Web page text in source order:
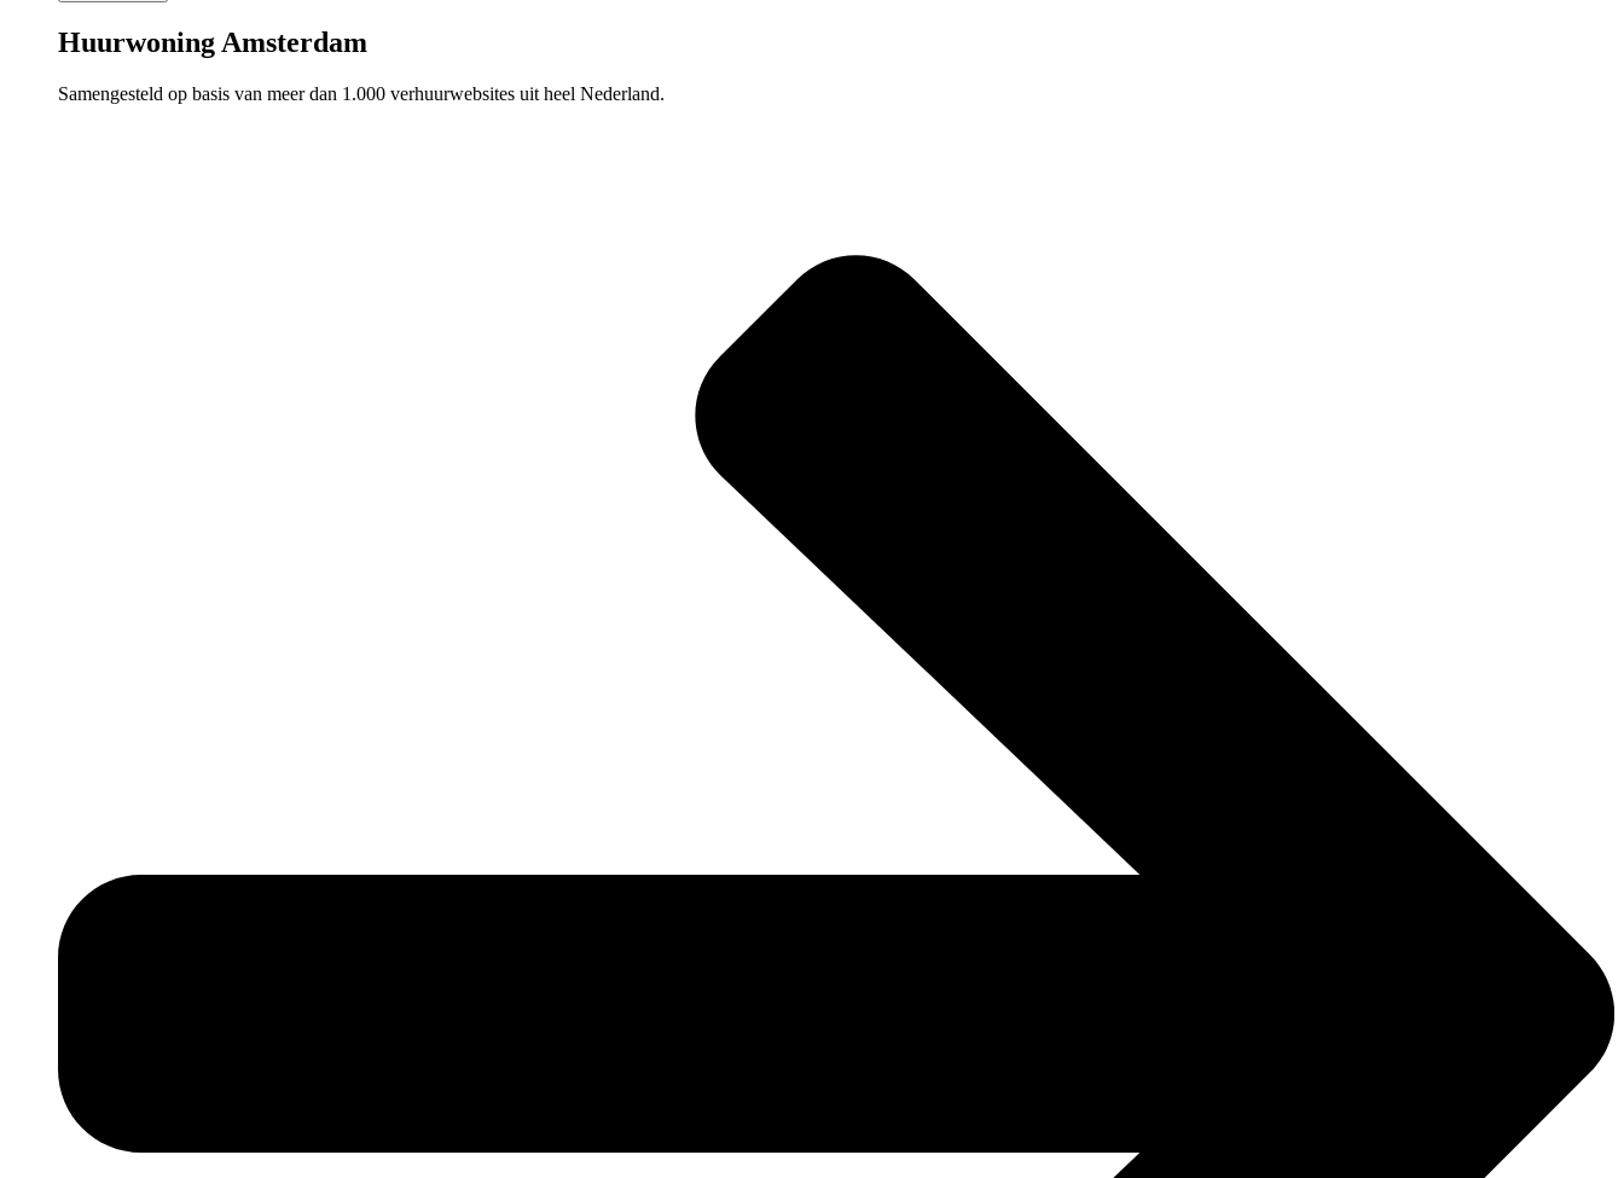
Huurwoning Amsterdam
Samengesteld op basis van meer dan 1.000 verhuurwebsites uit heel Nederland.